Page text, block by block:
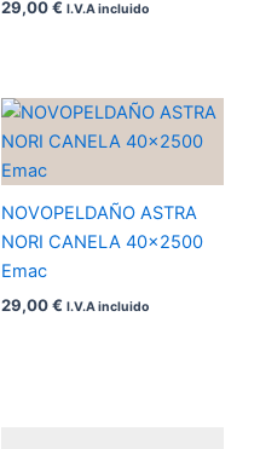
29,00€ I.V.A incluido
NOVOPELDAÑO ASTRA
NORI CANELA 40×2500
Emac
29,00€ I.V.A incluido